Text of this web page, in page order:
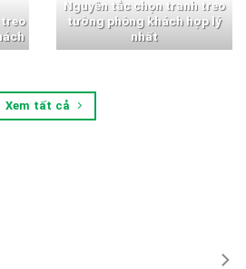
Nguyên tắc chọn tranh treo
tường phòng khách hợp lý
nhất
Xem tất cả